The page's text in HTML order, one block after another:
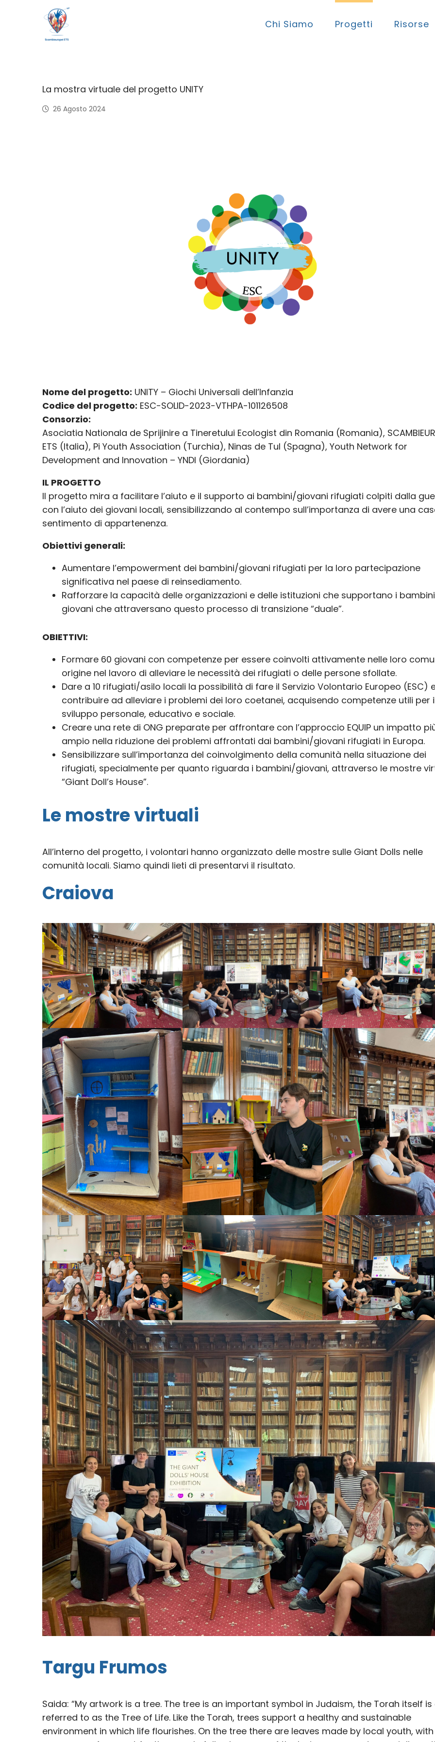
Chi Siamo Progetti Risorse
La mostra virtuale del progetto UNITY
26 Agosto 2024
Nome del progetto: UNITY – Giochi Universali dell’Infanzia
Codice del progetto: ESC-SOLID-2023-VTHPA-101126508
Consorzio:
Asociatia Nationala de Sprijinire a Tineretului Ecologist din Romania (Romania),
ETS (Italia), Pi Youth Association (Turchia), Ninas de Tul (Spagna), Youth Network for
Development and Innovation – YNDI (Giordania)
IL PROGETTO
Il progetto mira a facilitare l’aiuto e il supporto ai bambini/giovani rifugiati colpiti dalla
con l’aiuto dei giovani locali, sensibilizzando al contempo sull’importanza di avere una
sentimento di appartenenza.
Obiettivi generali:
Aumentare l’empowerment dei bambini/giovani rifugiati per la loro partecipazione
significativa nel paese di reinsediamento.
Rafforzare la capacità delle organizzazioni e delle istituzioni che supportano i
giovani che attraversano questo processo di transizione “duale”.
OBIETTIVI:
Formare 60 giovani con competenze per essere coinvolti attivamente nelle loro
origine nel lavoro di alleviare le necessità dei rifugiati o delle persone sfollate.
Dare a 10 rifugiati/asilo locali la possibilità di fare il Servizio Volontario Europeo (ESC)
contribuire ad alleviare i problemi dei loro coetanei, acquisendo competenze utili per
sviluppo personale, educativo e sociale.
Creare una rete di ONG preparate per affrontare con l’approccio EQUIP un impatto
ampio nella riduzione dei problemi affrontati dai bambini/giovani rifugiati in Europa.
Sensibilizzare sull’importanza del coinvolgimento della comunità nella situazione dei
rifugiati, specialmente per quanto riguarda i bambini/giovani, attraverso le mostre
“Giant Doll’s House”.
Le mostre virtuali
All’interno del progetto, i volontari hanno organizzato delle mostre sulle Giant Dolls nelle
comunità locali. Siamo quindi lieti di presentarvi il risultato.
Craiova
Targu Frumos
Saida: “My artwork is a tree. The tree is an important symbol in Judaism, the Torah itself
referred to as the Tree of Life. Like the Torah, trees support a healthy and sustainable
environment in which life flourishes. On the tree there are leaves made by local youth, with